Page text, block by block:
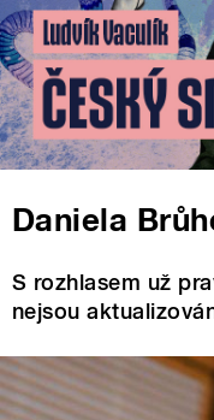
Daniela
S rozhlasem už
nejsou